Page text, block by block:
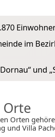
im
Dornau“ und „
Orten
und Villa